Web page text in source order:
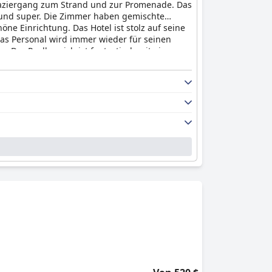
zum Strand und zur Promenade. Das
super. Die Zimmer haben gemischte
Einrichtung. Das Hotel ist stolz auf seine
Personal wird immer wieder für seinen
Poolbereich ist fantastisch mit einer
auch wenn es einige negative
die meisten Gäste die hervorragenden
suchen, ist das
Wahl.